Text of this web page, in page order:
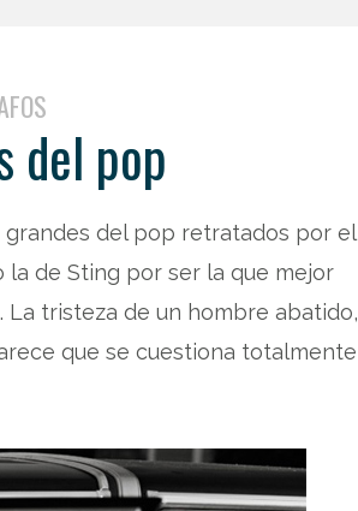
del pop
del pop retratados por el
la de Sting por ser la que mejor
tristeza de un hombre abatido,
que se cuestiona totalmente